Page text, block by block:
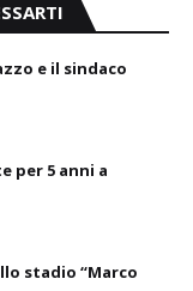
e il sindaco
per 5 anni a
stadio “Marco